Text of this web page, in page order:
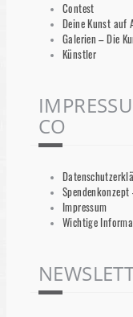
Contest
Deine Kunst auf
Galerien – Die
Künstler
CO
Impressum
Wichtige